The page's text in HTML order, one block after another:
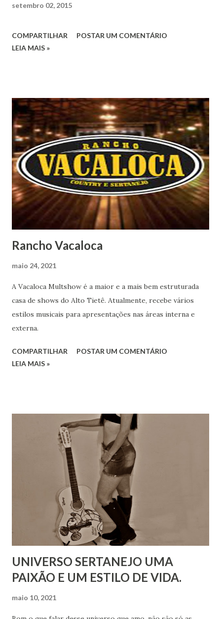
setembro 02, 2015
COMPARTILHAR
POSTAR UM COMENTÁRIO
LEIA MAIS »
Rancho Vacaloca
maio 24, 2021
A Vacaloca Multshow é a maior e a mais bem estruturada
casa de shows do Alto Tietê. Atualmente, recebe vários
estilos musicais para apresentações nas áreas interna e
externa.
COMPARTILHAR
POSTAR UM COMENTÁRIO
LEIA MAIS »
UNIVERSO SERTANEJO UMA
PAIXÃO E UM ESTILO DE VIDA.
maio 10, 2021